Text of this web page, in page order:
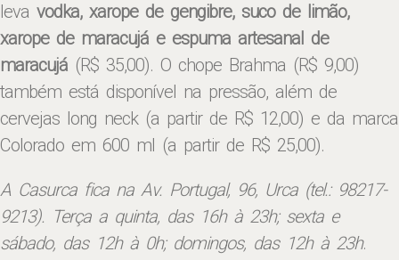
leva vodka, xarope de gengibre, suco de limão,
xarope de maracujá e espuma artesanal de
maracujá (R$ 35,00). O chope Brahma (R$ 9,00)
também está disponível na pressão, além de
cervejas long neck (a partir de R$ 12,00) e da marca
Colorado em 600 ml (a partir de R$ 25,00).
A Casurca fica na Av. Portugal, 96, Urca (tel.: 98217-
9213). Terça a quinta, das 16h à 23h; sexta e
sábado, das 12h à 0h; domingos, das 12h à 23h.